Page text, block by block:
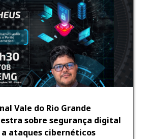
Vale do Rio Grande
sobre segurança digital
a ataques cibernéticos